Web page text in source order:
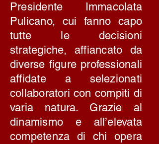
Presidente Immacolata
Pulicano, cui fanno capo
tutte le decisioni
strategiche, affiancato da
diverse figure professionali
affidate a selezionati
collaboratori con compiti di
varia natura. Grazie al
dinamismo e all’elevata
competenza di chi opera